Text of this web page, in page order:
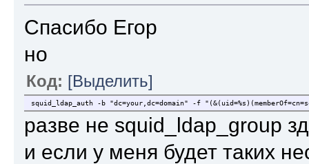
Спасибо Егор
но
Код: [Выделить]
squid_ldap_auth -b "dc=your,dc=domain" -f
разве не squid_ldap_group
и если у меня будет таких